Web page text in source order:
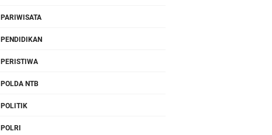
PARIWISATA
PENDIDIKAN
PERISTIWA
POLDA NTB
POLITIK
POLRI